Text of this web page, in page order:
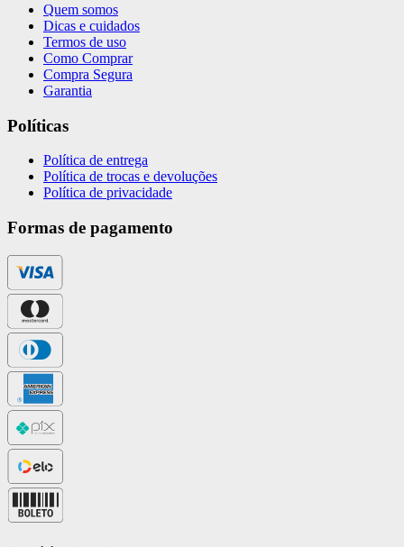
Quem somos
Dicas e cuidados
Termos de uso
Como Comprar
Compra Segura
Garantia
Políticas
Política de entrega
Política de trocas e devoluções
Política de privacidade
Formas de pagamento